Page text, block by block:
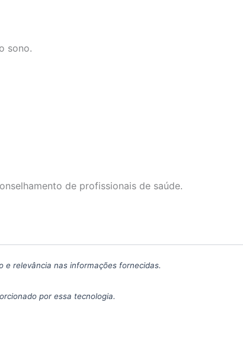
sono.
de profissionais de saúde.
e relevância nas informações fornecidas.
por essa tecnologia.